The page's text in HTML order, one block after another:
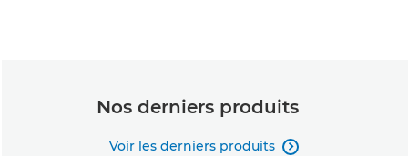
Nos derniers produits
Voir les derniers produits 